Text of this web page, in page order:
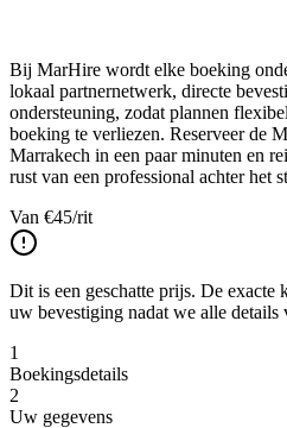
Bij MarHire wordt elke boeking
lokaal partnernetwerk, directe
ondersteuning, zodat plannen
boeking te verliezen. Reserveer de
Marrakech in een paar minuten en
rust van een professional achter het
Van €45/rit
Dit is een geschatte prijs. De exacte
uw bevestiging nadat we alle details
1
Boekingsdetails
2
Uw gegevens